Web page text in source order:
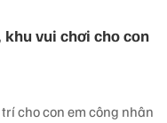
vui chơi cho con
cho con em công nhân